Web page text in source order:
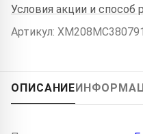
Условия акции и способ
Артикул: XM208MC380791
ОПИСАНИЕ